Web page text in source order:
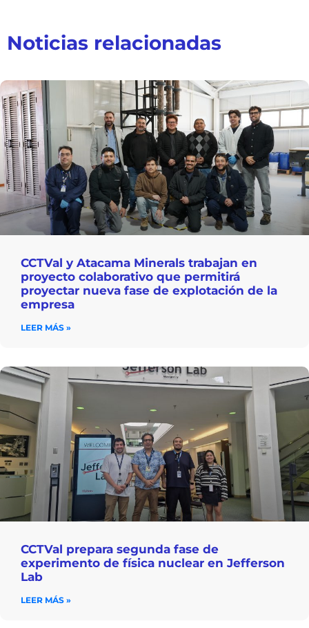
Noticias relacionadas
CCTVal y Atacama Minerals trabajan en
proyecto colaborativo que permitirá
proyectar nueva fase de explotación de la
empresa
LEER MÁS »
CCTVal prepara segunda fase de
experimento de física nuclear en Jefferson
Lab
LEER MÁS »